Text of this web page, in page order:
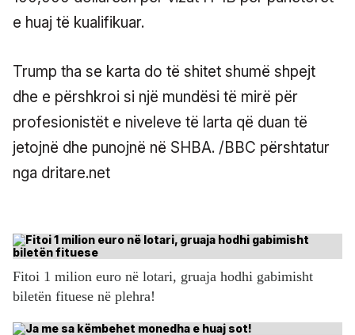
e huaj të kualifikuar.
Trump tha se karta do të shitet shumë shpejt
dhe e përshkroi si një mundësi të mirë për
profesionistët e niveleve të larta që duan të
jetojnë dhe punojnë në SHBA. /BBC përshtatur
nga dritare.net
Fitoi 1 milion euro në lotari, gruaja hodhi gabimisht
biletën fituese në plehra!